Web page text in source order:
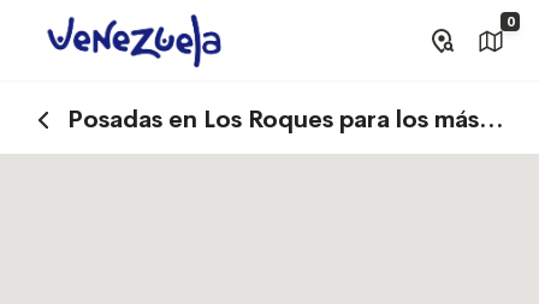
0
Posadas en Los Roques para los más
aventureros